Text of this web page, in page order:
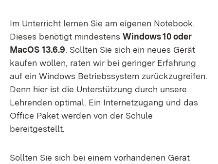
Im Unterricht lernen Sie am eigenen Notebook.
Dieses benötigt mindestens Windows 10 oder
MacOS 13.6.9. Sollten Sie sich ein neues Gerät
kaufen wollen, raten wir bei geringer Erfahrung
auf ein Windows Betriebssystem zurückzugreifen.
Denn hier ist die Unterstützung durch unsere
Lehrenden optimal. Ein Internetzugang und das
Office Paket werden von der Schule
bereitgestellt.
Sollten Sie sich bei einem vorhandenen Gerät